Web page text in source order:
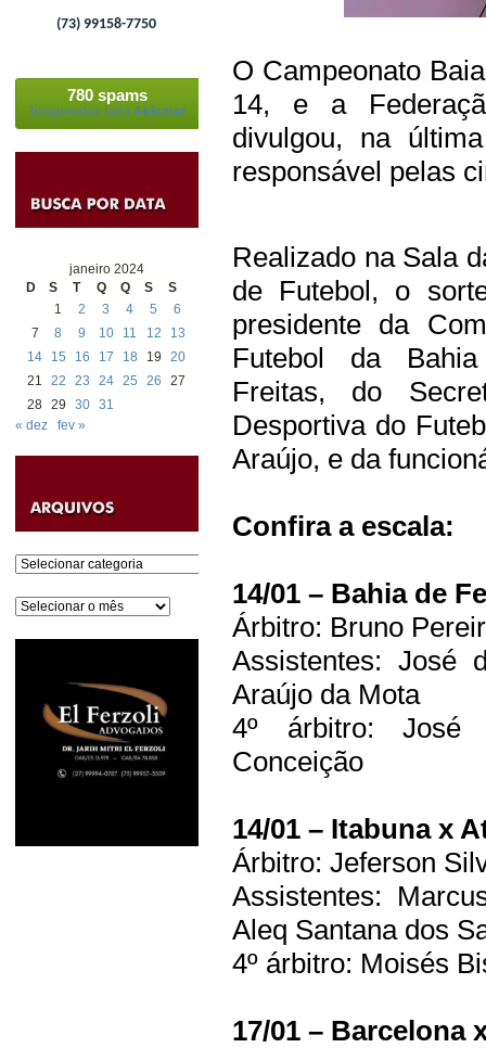
(73) 99158-7750
780 spams
bloqueados pelo Akismet
janeiro 2024
D
S T Q Q S
S
1
2 3 4 5
6
7
8 9 10 11 12
13
14
15 16 17 18 19
20
21
22 23 24 25 26
27
28 29 30 31
« dez
fev »
Categorias
Arquivos
O Campeonato
14, e a
divulgou, na
responsável pelas
Realizado na Sala
de Futebol, o
presidente da
Futebol da
Freitas, do
Desportiva do
Araújo, e da
Confira a escala:
14/01 – Bahia de
Árbitro: Bruno
Assistentes: José
Araújo da Mota
4º árbitro: José
Conceição
14/01 – Itabuna x
Árbitro: Jeferson
Assistentes:
Aleq Santana dos
4º árbitro: Moisés
17/01 – Barcelona